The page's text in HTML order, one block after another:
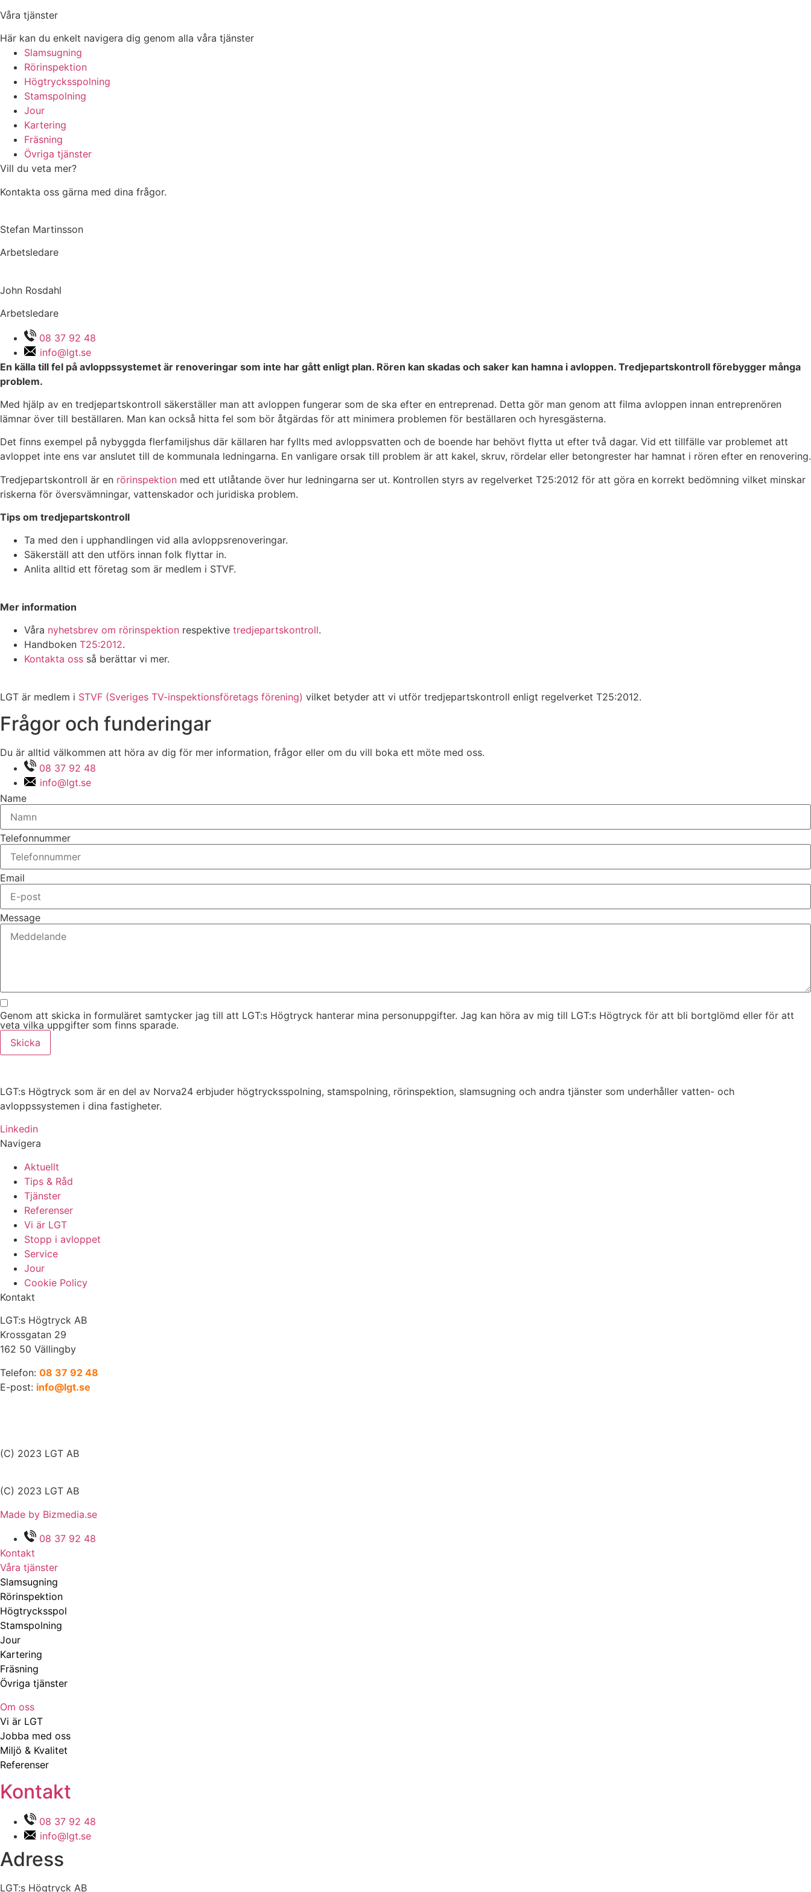
Våra tjänster
Här kan du enkelt navigera dig genom alla våra tjänster
Slamsugning
Rörinspektion
Högtrycksspolning
Stamspolning
Jour
Kartering
Fräsning
Övriga tjänster
Vill du veta mer?
Kontakta oss gärna med dina frågor.
Stefan Martinsson
Arbetsledare
John Rosdahl
Arbetsledare
08 37 92 48
info@lgt.se
En källa till fel på avloppssystemet är renoveringar som inte har gått enligt plan. Rören kan skadas och saker kan hamna i avloppen. Tredjepartskontroll förebygger många
problem.
Med hjälp av en tredjepartskontroll säkerställer man att avloppen fungerar som de ska efter en entreprenad. Detta gör man genom att filma avloppen innan entreprenören
lämnar över till beställaren. Man kan också hitta fel som bör åtgärdas för att minimera problemen för beställaren och hyresgästerna.
Det finns exempel på nybyggda flerfamiljshus där källaren har fyllts med avloppsvatten och de boende har behövt flytta ut efter två dagar. Vid ett tillfälle var problemet att
avloppet inte ens var anslutet till de kommunala ledningarna. En vanligare orsak till problem är att kakel, skruv, rördelar eller betongrester har hamnat i rören efter en renovering.
Tredjepartskontroll är en rörinspektion med ett utlåtande över hur ledningarna ser ut. Kontrollen styrs av regelverket T25:2012 för att göra en korrekt bedömning vilket minskar
riskerna för översvämningar, vattenskador och juridiska problem.
Tips om tredjepartskontroll
Ta med den i upphandlingen vid alla avloppsrenoveringar.
Säkerställ att den utförs innan folk flyttar in.
Anlita alltid ett företag som är medlem i STVF.
Mer information
Våra nyhetsbrev om rörinspektion respektive tredjepartskontroll.
Handboken T25:2012.
Kontakta oss så berättar vi mer.
LGT är medlem i STVF (Sveriges TV-inspektionsföretags förening) vilket betyder att vi utför tredjepartskontroll enligt regelverket T25:2012.
Frågor och funderingar
Du är alltid välkommen att höra av dig för mer information, frågor eller om du vill boka ett möte med oss.
08 37 92 48
info@lgt.se
Name
Telefonnummer
Email
Message
Genom att skicka in formuläret samtycker jag till att LGT:s Högtryck hanterar mina personuppgifter. Jag kan höra av mig till LGT:s Högtryck för att bli bortglömd eller för att
veta vilka uppgifter som finns sparade.
Skicka
LGT:s Högtryck som är en del av Norva24 erbjuder högtrycksspolning, stamspolning, rörinspektion, slamsugning och andra tjänster som underhåller vatten- och
avloppssystemen i dina fastigheter.
Linkedin
Navigera
Aktuellt
Tips & Råd
Tjänster
Referenser
Vi är LGT
Stopp i avloppet
Service
Jour
Cookie Policy
Kontakt
LGT:s Högtryck AB
Krossgatan 29
162 50 Vällingby
Telefon: 08 37 92 48
E-post: info@lgt.se
(C) 2023 LGT AB
(C) 2023 LGT AB
Made by Bizmedia.se
08 37 92 48
Kontakt
Våra tjänster
Slamsugning
Rörinspektion
Högtrycksspol
Stamspolning
Jour
Kartering
Fräsning
Övriga tjänster
Om oss
Vi är LGT
Jobba med oss
Miljö & Kvalitet
Referenser
Kontakt
08 37 92 48
info@lgt.se
Adress
LGT:s Högtryck AB